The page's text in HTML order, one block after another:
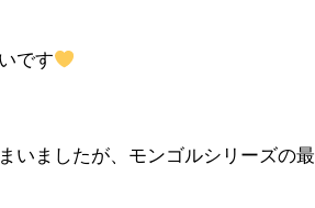
です
いましたが、モンゴルシリーズの最